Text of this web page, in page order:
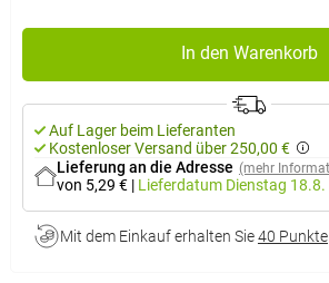
In den Warenkorb
Auf Lager beim Lieferanten
Kostenloser Versand über 250,00 €
Lieferung an die Adresse (mehr
von 5,29 € | Lieferdatum Dienstag 18.8.
Mit dem Einkauf erhalten Sie40 Punkte